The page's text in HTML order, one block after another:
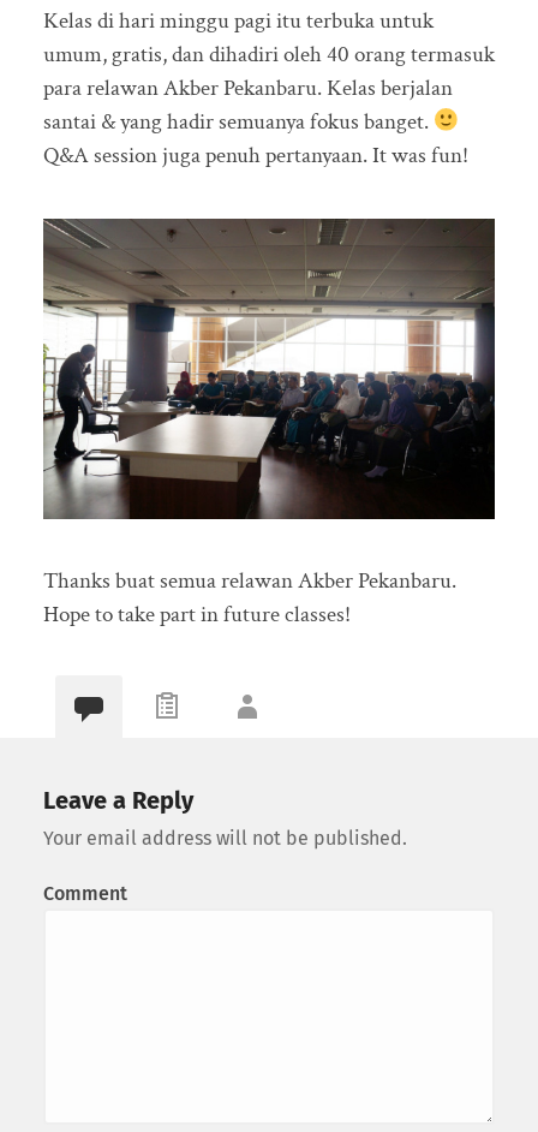
Kelas di hari minggu pagi itu terbuka untuk
umum, gratis, dan dihadiri oleh 40 orang termasuk
para relawan Akber Pekanbaru. Kelas berjalan
santai & yang hadir semuanya fokus banget.
Q&A session juga penuh pertanyaan. It was fun!
Thanks buat semua relawan Akber Pekanbaru.
Hope to take part in future classes!
Leave a Reply
Your email address will not be published.
Comment